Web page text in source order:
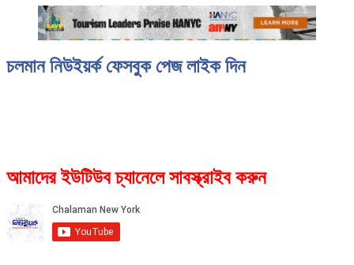
চলমান নিউইয়র্ক ফেসবুক পেজ লাইক দিন
আমাদের ইউটিউব চ্যানেলে সাবস্ক্রাইব করুন